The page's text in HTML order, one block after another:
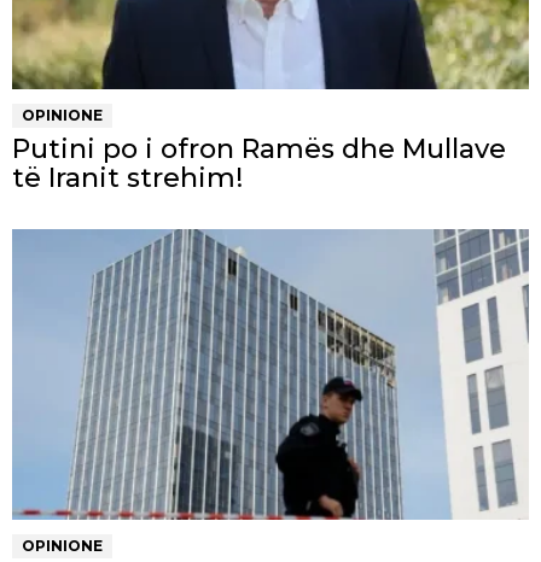
OPINIONE
Putini po i ofron Ramës dhe Mullave
të Iranit strehim!
OPINIONE